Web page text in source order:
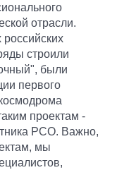
отрасли.
строили
были
первого
проектам -
РСО. Важно,
мы